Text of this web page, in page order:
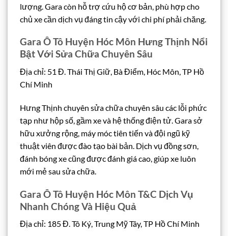
lượng. Gara còn hỗ trợ cứu hộ cơ bản, phù hợp cho
chủ xe cần dịch vụ đáng tin cậy với chi phí phải chăng.
Gara Ô Tô Huyện Hóc Môn Hưng Thịnh Nổi
Bật Với Sửa Chữa Chuyên Sâu
Địa chỉ: 51 Đ. Thái Thị Giữ, Bà Điểm, Hóc Môn, TP Hồ
Chí Minh
Hưng Thịnh chuyên sửa chữa chuyên sâu các lỗi phức
tạp như hộp số, gầm xe và hệ thống điện tử. Gara sở
hữu xưởng rộng, máy móc tiên tiến và đội ngũ kỹ
thuật viên được đào tạo bài bản. Dịch vụ đồng sơn,
đánh bóng xe cũng được đánh giá cao, giúp xe luôn
mới mẻ sau sửa chữa.
Gara Ô Tô Huyện Hóc Môn T&C Dịch Vụ
Nhanh Chóng Và Hiệu Quả
Địa chỉ: 185 Đ. Tô Ký, Trung Mỹ Tây, TP Hồ Chí Minh